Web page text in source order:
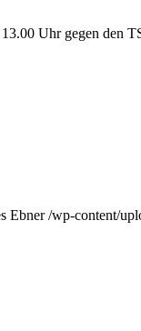
Uhr gegen den
Ebner /wp-content/